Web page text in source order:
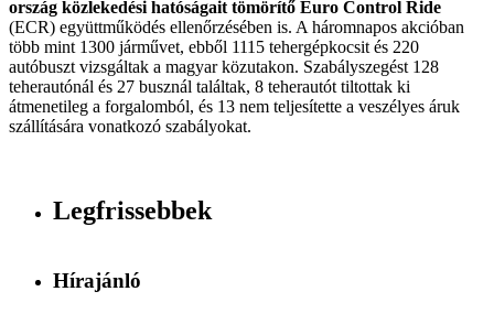
ország közlekedési hatóságait tömörítő Euro Control Ride
(ECR) együttműködés ellenőrzésében is. A háromnapos akcióban
több mint 1300 járművet, ebből 1115 tehergépkocsit és 220
autóbuszt vizsgáltak a magyar közutakon. Szabályszegést 128
teherautónál és 27 busznál találtak, 8 teherautót tiltottak ki
átmenetileg a forgalomból, és 13 nem teljesítette a veszélyes áruk
szállítására vonatkozó szabályokat.
Legfrissebbek
Hírajánló